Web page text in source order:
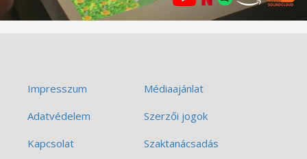
Impresszum
Médiaajánlat
Adatvédelem
Szerzői jogok
Kapcsolat
Szaktanácsadás